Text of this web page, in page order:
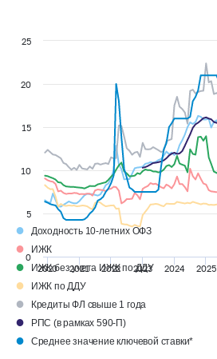
2020 2021 2022 2023 2024 2025
0
5
10
15
20
25
● Доходность 10-летних ОФЗ
● ИЖК
● ИЖК без учета ИЖК по ДДУ
● ИЖК по ДДУ
● Кредиты ФЛ свыше 1 года
● РПС (в рамках 590-П)
● Среднее значение ключевой ставки*